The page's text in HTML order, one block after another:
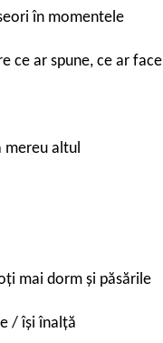
în momentele
ce ar spune, ce ar face
mereu altul
mai dorm și păsările
/ își înalță